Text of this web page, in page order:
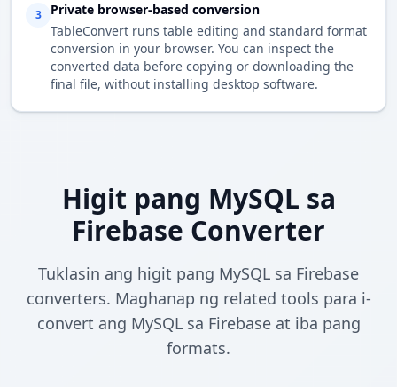
3
Private browser-based conversion
TableConvert runs table editing and standard format
conversion in your browser. You can inspect the
converted data before copying or downloading the
final file, without installing desktop software.
Higit pang MySQL sa
Firebase Converter
Tuklasin ang higit pang MySQL sa Firebase
converters. Maghanap ng related tools para i-
convert ang MySQL sa Firebase at iba pang
formats.